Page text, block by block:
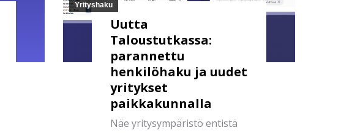
Yrityshaku
Uutta
Taloustutkassa:
parannettu
henkilöhaku ja uudet
yritykset
paikkakunnalla
Näe yritysympäristö entistä